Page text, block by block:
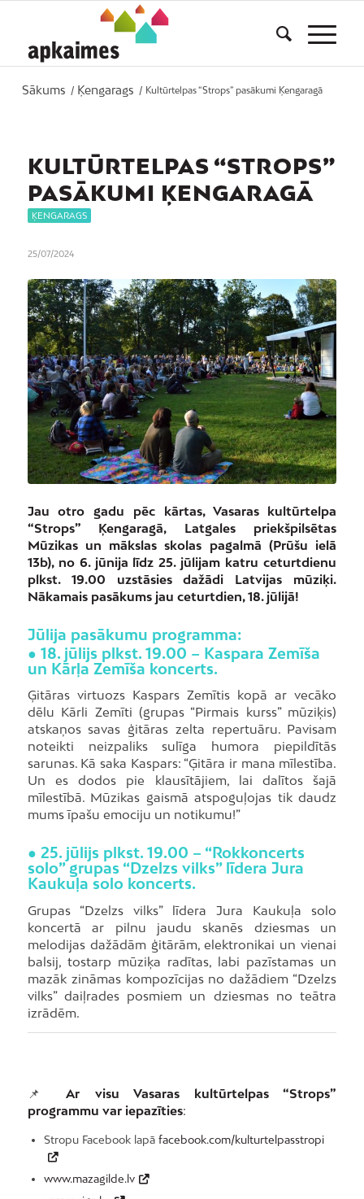
Sākums / Ķengarags / Kultūrtelpas “Strops” pasākumi Ķengaragā
KULTŪRTELPAS “STROPS”
PASĀKUMI ĶENGARAGĀ
ĶENGARAGS
25/07/2024
Jau otro gadu pēc kārtas, Vasaras kultūrtelpa
“Strops” Ķengaragā, Latgales priekšpilsētas
Mūzikas un mākslas skolas pagalmā (Prūšu ielā
13b), no 6. jūnija līdz 25. jūlijam katru ceturtdienu
plkst. 19.00 uzstāsies dažādi Latvijas mūziķi.
Nākamais pasākums jau ceturtdien, 18. jūlijā!
Jūlija pasākumu programma:
● 18. jūlijs plkst. 19.00 – Kaspara Zemīša
un Kārļa Zemīša koncerts.
Ģitāras virtuozs Kaspars Zemītis kopā ar vecāko
dēlu Kārli Zemīti (grupas “Pirmais kurss” mūziķis)
atskaņos savas ģitāras zelta repertuāru. Pavisam
noteikti neizpaliks sulīga humora piepildītās
sarunas. Kā saka Kaspars: “Ģitāra ir mana mīlestība.
Un es dodos pie klausītājiem, lai dalītos šajā
mīlestībā. Mūzikas gaismā atspoguļojas tik daudz
mums īpašu emociju un notikumu!”
● 25. jūlijs plkst. 19.00 – “Rokkoncerts
solo” grupas “Dzelzs vilks” līdera Jura
Kaukuļa solo koncerts.
Grupas “Dzelzs vilks” līdera Jura Kaukuļa solo
koncertā ar pilnu jaudu skanēs dziesmas un
melodijas dažādām ģitārām, elektronikai un vienai
balsij, tostarp mūziķa radītas, labi pazīstamas un
mazāk zināmas kompozīcijas no dažādiem “Dzelzs
vilks” daiļrades posmiem un dziesmas no teātra
izrādēm.
📌Ar visu Vasaras kultūrtelpas “Strops”
programmu var iepazīties:
Stropu Facebook lapā facebook.com/kulturtelpasstropi
www.mazagilde.lv